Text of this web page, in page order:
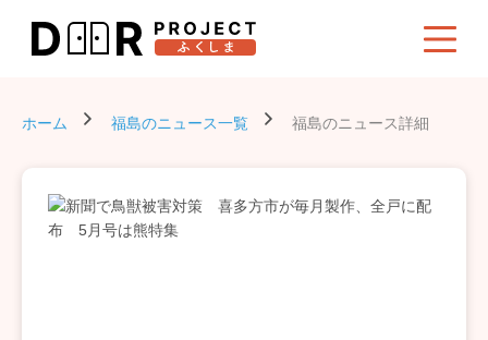
ホーム 福島のニュース一覧 福島のニュース詳細